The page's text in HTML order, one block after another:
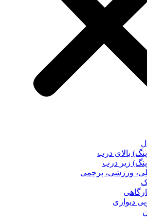
بالای درب
زیر درب
ورزشی، پرچمی
دیواری